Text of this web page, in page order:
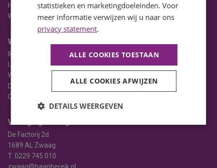
HBO Vacatures
WO Vacatures
Werkgever
Ik heb een vacature
Uitzenden
Werving & selectie
Detacheren
Opleiden
Vestiging Zwaag
De Factorij 2d
1689 AL Zwaag
T. 0229 745 010
statistieken en marketingdoeleinden. Voor
meer informatie verwijzen wij u naar ons
privacy statement.
ALLE COOKIES TOESTAAN
ALLE COOKIES AFWIJZEN
DETAILS WEERGEVEN